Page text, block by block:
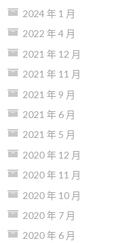
2024 年 1 月
2022 年 4 月
2021 年 12 月
2021 年 11 月
2021 年 9 月
2021 年 6 月
2021 年 5 月
2020 年 12 月
2020 年 11 月
2020 年 10 月
2020 年 7 月
2020 年 6 月